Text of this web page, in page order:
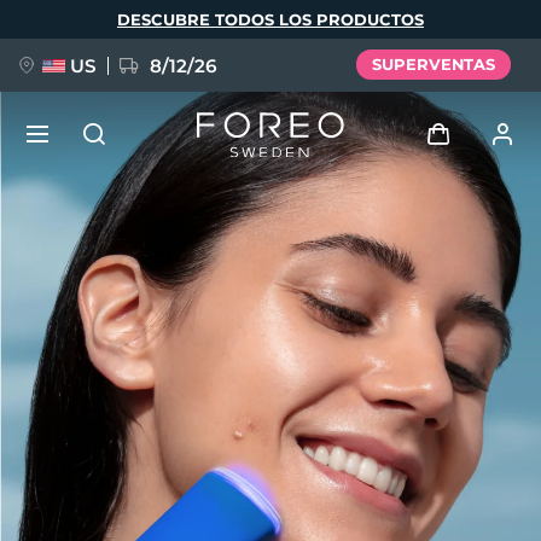
DESCUBRE TODOS LOS PRODUCTOS
US 8/12/26 SUPERVENTAS
Iniciar sesión
Perfil de usuario
Mis dispositivos
Mis pedidos
Mis direcciones
Mis suscripciones
NUEVO
FAQ™ Pure Beauty-Tech Elixir
BREAKING NEWS
issa™ Teeth Whitening Set
Idioma
English Deutsch
Español
Français
Português
Polski
Русский
Türkçe
简体中文 繁體中文